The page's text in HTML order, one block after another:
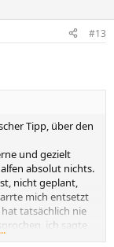
#13
Tipp, über den
und gezielt
absolut nichts.
nicht geplant,
mich entsetzt
tatsächlich nie
ich sagte
sehr leid tut, aber